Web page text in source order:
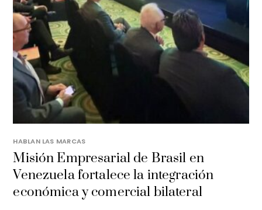
HABLAN LAS MARCAS
Misión Empresarial de Brasil en
Venezuela fortalece la integración
económica y comercial bilateral